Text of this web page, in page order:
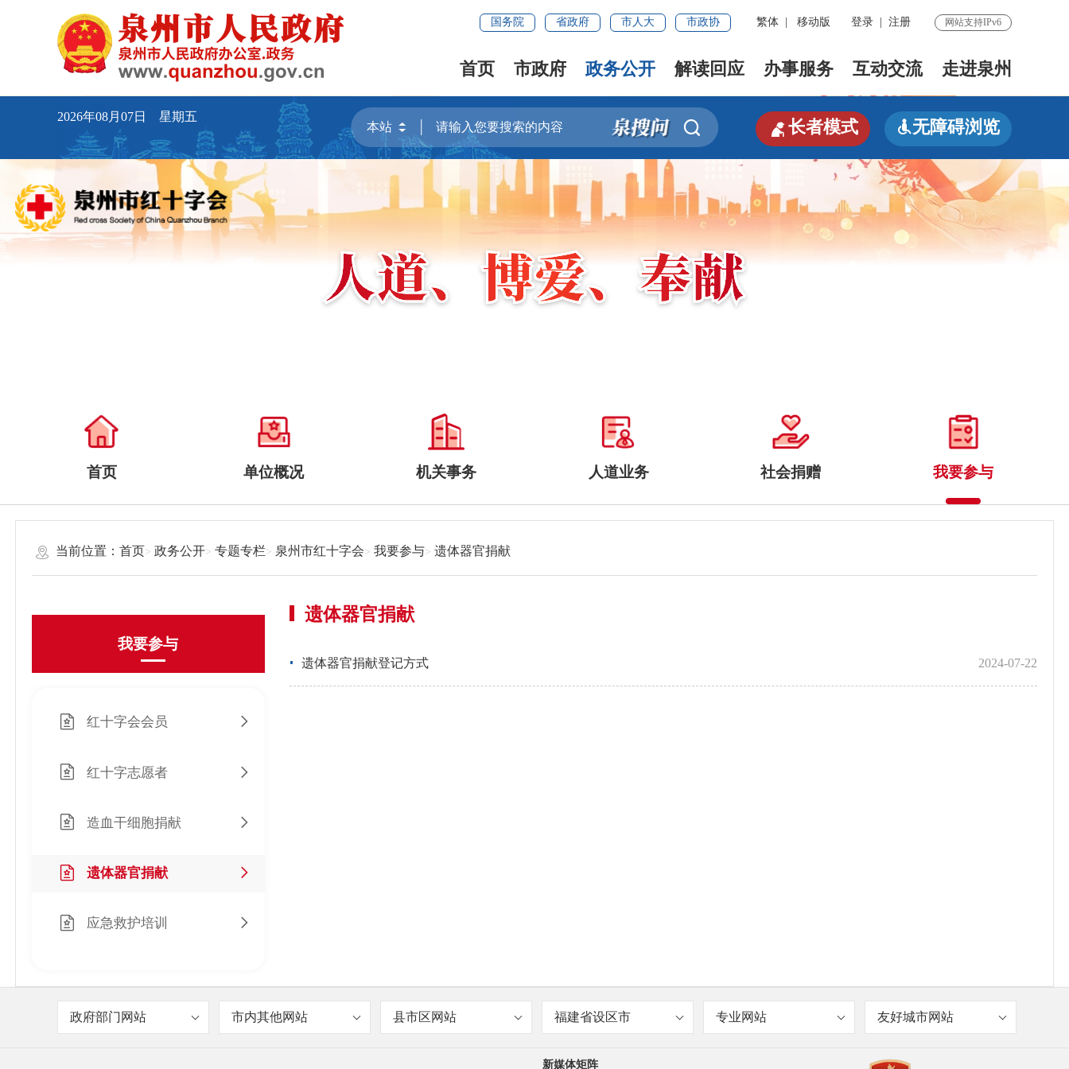
国务院 省政府 市人大 市政协 繁体 移动版 登录 注册 网站支持IPv6
首页 市政府 政务公开 解读回应 办事服务 互动交流 走进泉州
2026年08月07日 星期五
 长者模式 无障碍浏览
首页 单位概况 机关事务 人道业务 社会捐赠 我要参与
当前位置：首页 政务公开 专题专栏 泉州市红十字会 我要参与 遗体器官捐献
我要参与
红十字会会员
红十字志愿者
造血干细胞捐献
遗体器官捐献
应急救护培训
遗体器官捐献
遗体器官捐献登记方式 2024-07-22
政府部门网站 市内其他网站 县市区网站 福建省设区市 专业网站 友好城市网站
新媒体矩阵